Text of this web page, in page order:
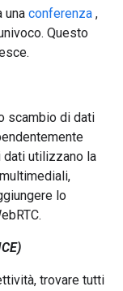
una conferenza ,
Questo
scambio di dati
dati utilizzano la
lo
trovare tutti